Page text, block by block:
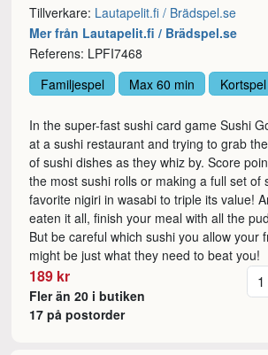
Tillverkare: Lautapelit.fi / Brädspel.se
Mer från Lautapelit.fi / Brädspel.se
Referens: LPFI7468
Familjespel
Max 60 min Kortspel
In the super-fast sushi card game Sushi
at a sushi restaurant and trying to grab
of sushi dishes as they whiz by. Score
the most sushi rolls or making a full set of
favorite nigiri in wasabi to triple its value!
eaten it all, finish your meal with all the
But be careful which sushi you allow your
might be just what they need to beat you!
189 kr
Fler än 20 i butiken
17 på postorder
Antal